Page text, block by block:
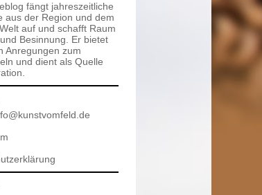
fängt jahreszeitliche
aus der Region und dem
auf und schafft Raum
Besinnung. Er bietet
Anregungen zum
und dient als Quelle